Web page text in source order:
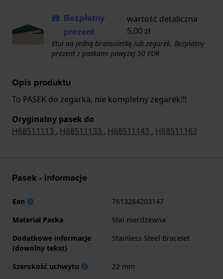
Bezpłatny
prezent
wartość detaliczna
5,00 zł
Etui na jedną bransoletkę lub zegarek. Bezpłatny
prezent z paskami powyżej 50 EUR
Opis produktu
To PASEK do zegarka, nie kompletny zegarek!!!
Oryginalny pasek do
H68511113 , H68511133 , H68511143 , H68511163
Pasek - informacje
Ean
7613284203147
Materiał Paska
Stal nierdzewna
Dodatkowe informacje
(dowolny tekst)
Stainless Steel Bracelet
Szerokość uchwytu
22 mm